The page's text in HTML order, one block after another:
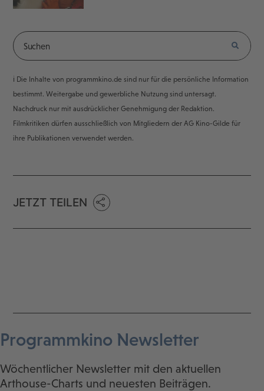
ℹ️ Die Inhalte von programmkino.de sind nur für die persönliche Information
bestimmt. Weitergabe und gewerbliche Nutzung sind untersagt.
Nachdruck nur mit ausdrücklicher Genehmigung der Redaktion.
Filmkritiken dürfen ausschließlich von Mitgliedern der AG Kino-Gilde für
ihre Publikationen verwendet werden.
JETZT TEILEN
Programmkino Newsletter
Wöchentlicher Newsletter mit den aktuellen
Arthouse-Charts und neuesten Beiträgen.